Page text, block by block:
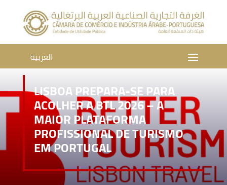
العربية
LISBOA PREPARA-SE PARA
ACOLHER A BTL 2026 – A
MAIOR PLATAFORMA
PROFISSIONAL DE TURISMO
EM PORTUGAL